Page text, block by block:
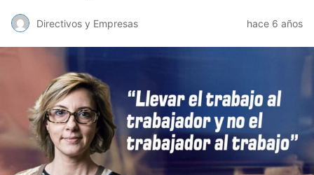
Directivos y Empresas hace 6 años